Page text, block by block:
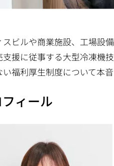
スビルや商業施設、工場設
支援に従事する大型冷凍機
福利厚生制度について本
ィール